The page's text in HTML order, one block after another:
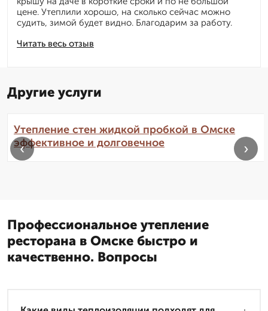
Читать весь отзыв
цене. Утеплили хорошо, на сколько сейчас можно
судить, зимой будет видно. Благодарим за работу.
Другие услуги
Утепление стен жидкой пробкой в Омске
эффективное и долговечное
‹ ›
Профессиональное утепление
ресторана в Омске быстро и
качественно. Вопросы